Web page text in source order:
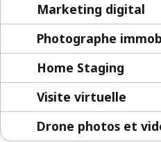
Marketing digital
Photographe
Home Staging
Visite virtuelle
Drone photos et